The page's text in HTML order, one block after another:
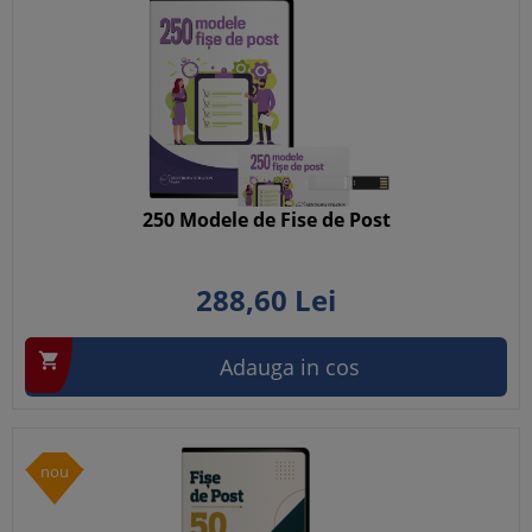
250 Modele de Fise de Post
288,60 Lei
 Adauga in cos
nou